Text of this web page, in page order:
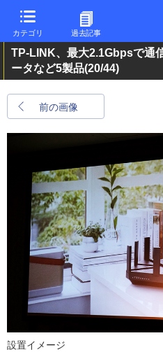
カテゴリ 過去記事
TP-LINK、最大2.1Gbpsで通
ータなど5製品(20/44)
前の画像
設置イメージ